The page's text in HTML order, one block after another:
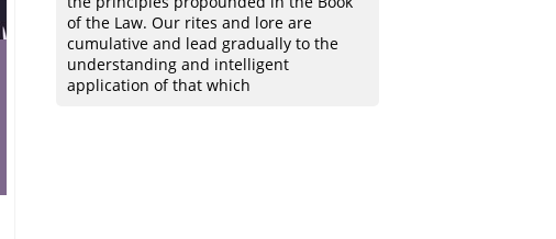
of the Law. Our rites and lore are
cumulative and lead gradually to the
understanding and intelligent
application of that which